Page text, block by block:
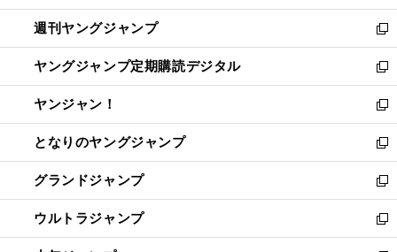
開
く
ウ
で
開
く
ン
ド
ウ
で
開
く
ウ
ィ
ン
ド
ウ
で
開
く
週刊ヤングジャンプ
新
し
い
ウ
ィ
ン
ド
ウ
で
開
く
ヤングジャンプ定期購読デジタル
新
し
い
ウ
ィ
ン
ド
ウ
で
開
ヤンジャン！
新
し
い
ウ
ィ
ン
ド
ウ
となりのヤングジャンプ
新
し
い
ウ
ィ
ン
グランドジャンプ
新
し
い
ウ
ウルトラジャンプ
新
し